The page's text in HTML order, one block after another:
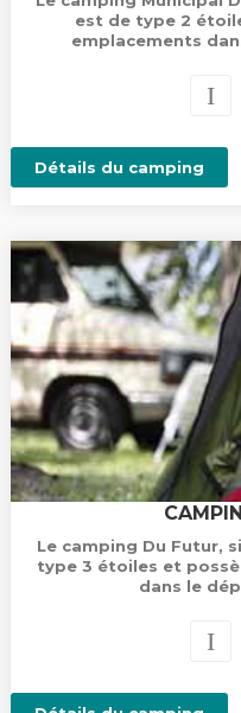
est de type 2
emplacements
Détails du camping
Le camping Du Futur,
type 3 étoiles et
dans le